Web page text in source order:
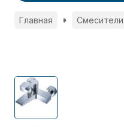
Главная Смесители